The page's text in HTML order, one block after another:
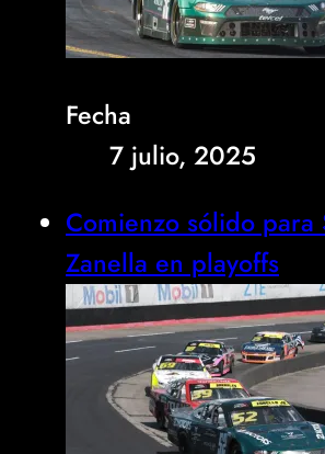
Fecha
7 julio, 2025
Comienzo sólido para
Zanella en playoffs